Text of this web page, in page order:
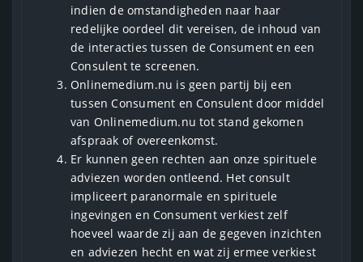
indien de omstandigheden naar haar
redelijke oordeel dit vereisen, de inhoud van
de interacties tussen de Consument en een
Consulent te screenen.
Onlinemedium.nu is geen partij bij een
tussen Consument en Consulent door middel
van Onlinemedium.nu tot stand gekomen
afspraak of overeenkomst.
Er kunnen geen rechten aan onze spirituele
adviezen worden ontleend. Het consult
impliceert paranormale en spirituele
ingevingen en Consument verkiest zelf
hoeveel waarde zij aan de gegeven inzichten
en adviezen hecht en wat zij ermee verkiest